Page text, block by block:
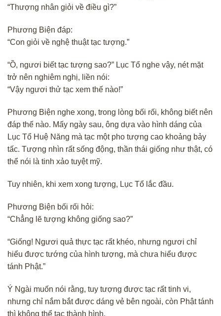
“Thượng nhân giỏi về điều gì?”
Phương Biện đáp:
“Con giỏi về nghệ thuật tạc tượng.”
“Ồ, ngươi biết tạc tượng sao?” Lục Tổ nghe vậy, nét mặt
trở nên nghiêm nghị, liền nói:
“Vậy ngươi thử tạc xem thế nào!”
Phương Biện nghe xong, trong lòng bối rối, không biết nên
đáp thế nào. Mấy ngày sau, ông dựa vào hình dáng của
Lục Tổ Huệ Năng mà tạc một pho tượng cao khoảng bảy
tấc. Tượng nhìn rất sống động, thần thái giống như thật, có
thể nói là tinh xảo tuyệt mỹ.
Tuy nhiên, khi xem xong tượng, Lục Tổ lắc đầu.
Phương Biện bối rối hỏi:
“Chẳng lẽ tượng không giống sao?”
“Giống! Ngươi quả thực tạc rất khéo, nhưng ngươi chỉ
hiểu được tướng của hình tượng, mà chưa hiểu được
tánh Phật.”
Ý Ngài muốn nói rằng, tuy tượng được tạc rất tinh vi,
nhưng chỉ nắm bắt được dáng vẻ bên ngoài, còn Phật tánh
thì không thể tạc thành hình.